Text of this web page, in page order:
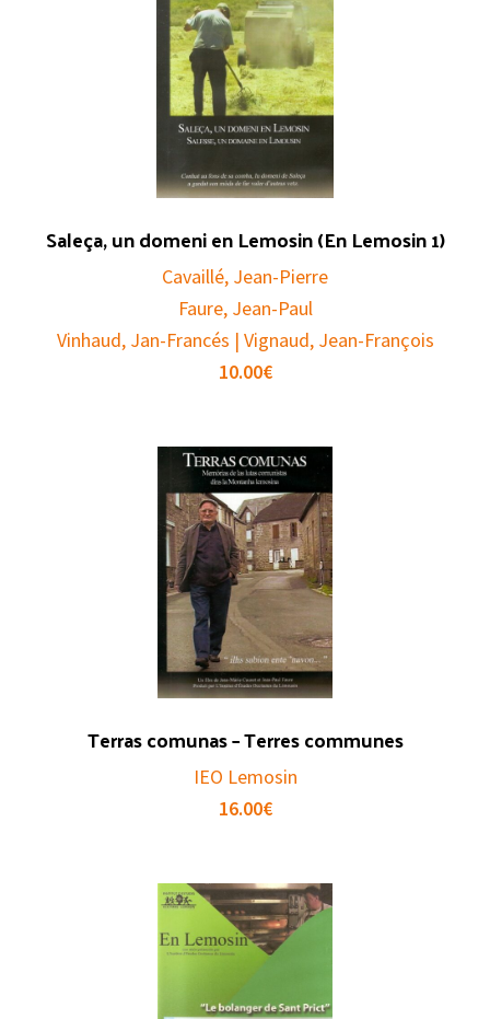
Saleça, un domeni en Lemosin (En Lemosin 1)
Cavaillé, Jean-Pierre
Faure, Jean-Paul
Vinhaud, Jan-Francés | Vignaud, Jean-François
10.00€
Terras comunas – Terres communes
IEO Lemosin
16.00€